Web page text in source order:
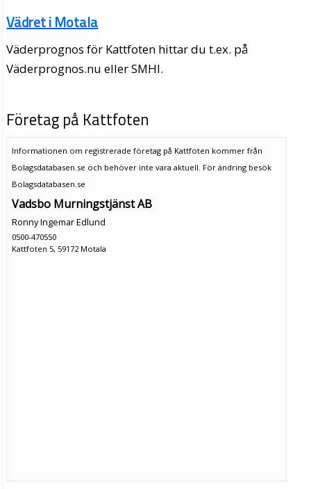
Vädret i Motala
Väderprognos för Kattfoten hittar du t.ex. på
Väderprognos.nu eller SMHI.
Företag på Kattfoten
Informationen om registrerade företag på Kattfoten kommer från
Bolagsdatabasen.se och behöver inte vara aktuell. För ändring besök
Bolagsdatabasen.se
Vadsbo Murningstjänst AB
Ronny Ingemar Edlund
0500-470550
Kattfoten 5, 59172 Motala